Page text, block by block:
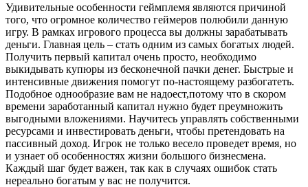
Удивительные особенности геймплемя являются причиной
того, что огромное количество геймеров полюбили данную
игру. В рамках игрового процесса вы должны зарабатывать
деньги. Главная цель – стать одним из самых богатых людей.
Получить первый капитал очень просто, необходимо
выкидывать купюры из бесконечной пачки денег. Быстрые и
интенсивные движения помогут по-настоящему разбогатеть.
Подобное однообразие вам не надоест,потому что в скором
времени заработанный капитал нужно будет преумножить
выгодными вложениями. Научитесь управлять собственными
ресурсами и инвестировать деньги, чтобы претендовать на
пассивный доход. Игрок не только весело проведет время, но
и узнает об особенностях жизни большого бизнесмена.
Каждый шаг будет важен, так как в случаях ошибок стать
нереально богатым у вас не получится.